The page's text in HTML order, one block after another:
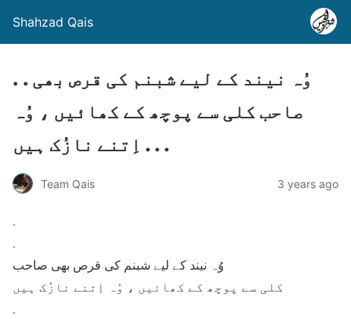
Shahzad Qais
. . وُہ نیند کے لیے شبنم کی قرص بھی
صاحب کلی سے پوچھ کے کھائیں ، وُہ
اِتنے نازُک ہیں . . .
Team Qais 3 years ago
.
.
وُہ نیند کے لیے شبنم کی قرص بھی صاحب
کلی سے پوچھ کے کھائیں ، وُہ اِتنے نازُک ہیں
.